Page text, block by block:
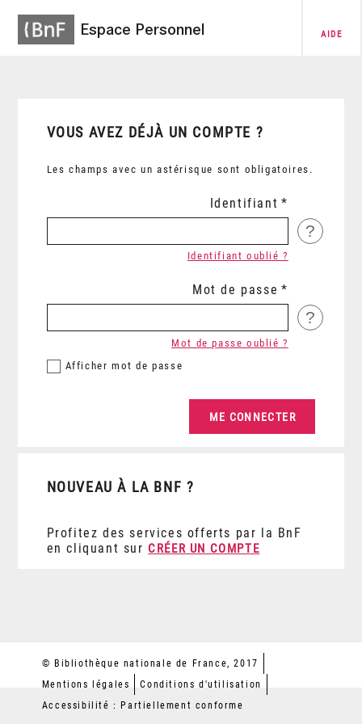
Espace Personnel AIDE
VOUS AVEZ DÉJÀ UN COMPTE ?
Les champs avec un astérisque sont obligatoires.
Identifiant
?
Identifiant oublié ?
Mot de passe
?
Afficher mot de passe
Mot de passe oublié ?
NOUVEAU À LA BNF ?
Profitez des services offerts par la BnF
en cliquant sur CRÉER UN COMPTE
© Bibliothèque nationale de France, 2017
Mentions légales
Conditions d'utilisation
Accessibilité : Partiellement conforme